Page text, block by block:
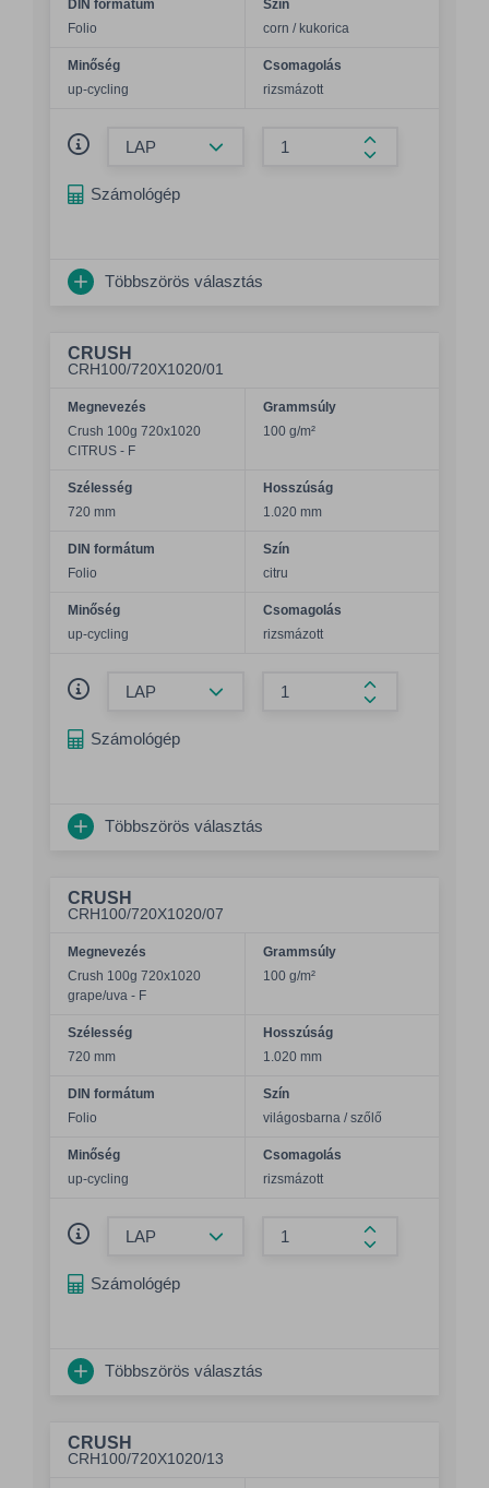
DIN formátum
Folio
Szín
corn / kukorica
Minőség
up-cycling
Csomagolás
rizsmázott
Összeg
Számológép
Többszörös választás
CRUSH
CRH100/720X1020/01
Megnevezés
Crush 100g 720x1020
CITRUS - F
Grammsúly
100 g/m²
Szélesség
720 mm
Hosszúság
1.020 mm
DIN formátum
Folio
Szín
citru
Minőség
up-cycling
Csomagolás
rizsmázott
Összeg
Számológép
Többszörös választás
CRUSH
CRH100/720X1020/07
Megnevezés
Crush 100g 720x1020
grape/uva - F
Grammsúly
100 g/m²
Szélesség
720 mm
Hosszúság
1.020 mm
DIN formátum
Folio
Szín
világosbarna / szőlő
Minőség
up-cycling
Csomagolás
rizsmázott
Összeg
Számológép
Többszörös választás
CRUSH
CRH100/720X1020/13